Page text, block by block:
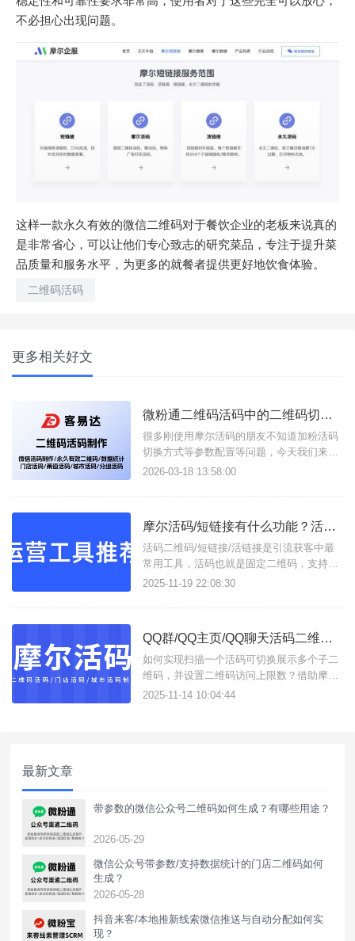
不必担心出现问题。
这样一款永久有效的微信二维码对于餐饮企业的老板来说真的
是非常省心，可以让他们专心致志的研究菜品，专注于提升菜
品质量和服务水平，为更多的就餐者提供更好地饮食体验。
二维码活码
更多相关好文
微粉通二维码活码中的二维码切换方式/设备绑定说明
很多刚使用摩尔活码的朋友不知道加粉活码
切换方式等参数配置等问题，今天我们来总
结一下：二维码切换方式说明1、顺序切
数后，自动下线二维码 (如:某客服加满50人
可用的子二维码随机展示 (如：所有客服随
机分配客户)；3、
2026-03-18 13:58:00
摩尔活码/短链接有什么功能？活码二维码/活链接如何在线生成？
活码二维码/短链接/活链接是引流获客中最
常用工具，活码也就是固定二维码，支持按
设定展示多个子码，并实现动态更新二维
条链接合并成一条活链接，可实时更改子链
入摩尔活码/短链接这一个工具即可实现。支
持生成以下类型工具：活码二
2025-11-19 22:08:30
QQ群/QQ主页/QQ聊天活码二维码如何创建？
如何实现扫描一个活码可切换展示多个子二
维码，并设置二维码访问上限数？借助摩尔
活码这款活码在线生成工具，可生成企微/个
2025-11-14 10:04:44
最新文章
带参数的微信公众号二维码如何生成？有哪些用途？
2026-05-29
微信公众号带参数/支持数据统计的门店二维码如何
生成？
2026-05-28
抖音来客/本地推新线索微信推送与自动分配如何实
现？